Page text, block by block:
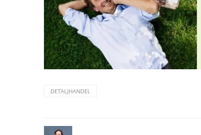
DETALJHANDEL